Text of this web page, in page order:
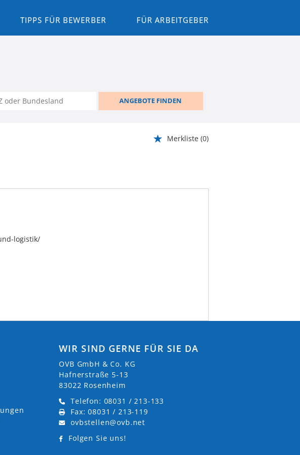
TIPPS FÜR BEWERBER FÜR ARBEITGEBER
ANGEBOTE FINDEN
Merkliste (0)
logistik/
WIR SIND GERNE FÜR SIE DA
OVB GmbH & Co. KG
Hafnerstraße 5-13
83022 Rosenheim
Telefon: 08031 / 213-133
Fax: 08031 / 213-119
ovbstellen@ovb.net
Folgen Sie uns!